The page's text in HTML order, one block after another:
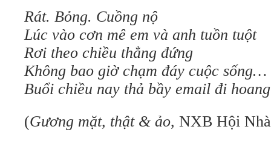
Rát. Bỏng. Cuồng nộ
Lúc vào cơn mê em và anh tuồn tuột
Rơi theo chiều thẳng đứng
Không bao giờ chạm đáy cuộc sống…
Buổi chiều nay thả bầy email đi hoang
(Gương mặt, thật & ảo, NXB Hội